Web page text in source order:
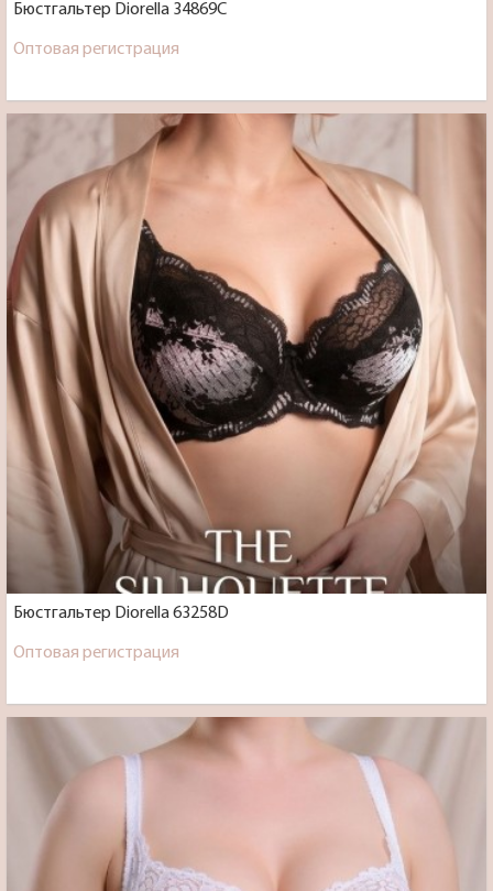
Бюстгальтер Diorella 34869C
Оптовая регистрация
Бюстгальтер Diorella 63258D
Оптовая регистрация